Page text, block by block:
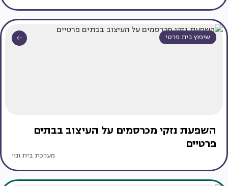
שיפוץ בית פרטי
השפעת נזקי מכרסמים על העיצוב בבתים
פרטיים
מערכת בית ונוי